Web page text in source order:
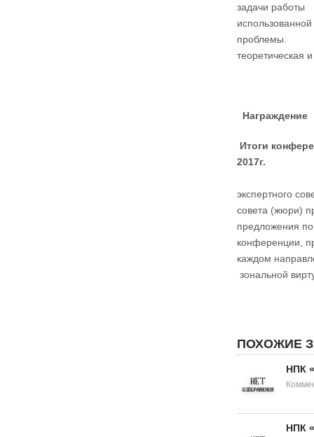
задачи
теоретическая
Награждение
Итоги
экспертного
совета (жюри)
предложения
конференции,
каждом
зональной
ПОХОЖИЕ
НПК
НПК